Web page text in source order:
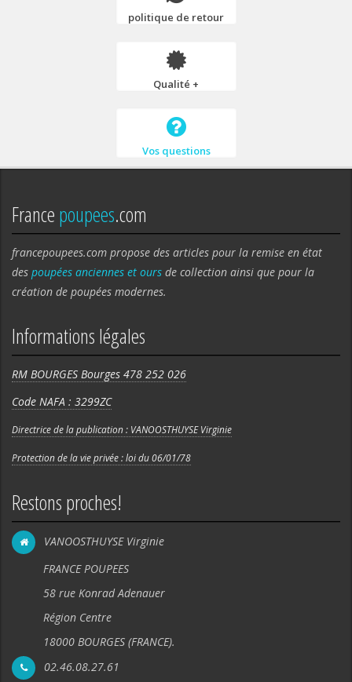
politique de retour
Qualité +
Vos questions
Francepoupees.com
francepoupees.com propose des articles pour la remise en état
des poupées anciennes et ours de collection ainsi que pour la
création de poupées modernes.
Informations légales
RM BOURGES Bourges 478 252 026
Code NAFA : 3299ZC
Directrice de la publication : VANOOSTHUYSE Virginie
Protection de la vie privée : loi du 06/01/78
Restons proches!
VANOOSTHUYSE Virginie
FRANCE POUPEES
58 rue Konrad Adenauer
Région Centre
18000 BOURGES (FRANCE).
02.46.08.27.61